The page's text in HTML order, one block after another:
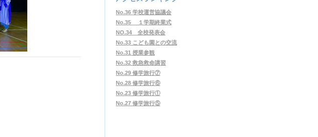
No.36 学校運営協議会
No.35 １学期終業式
NO.34 全校発表会
No.33 こども園との交流
No.31 授業参観
No.32 救急救命講習
No.29 修学旅行⑦
No.28 修学旅行⑥
No.23 修学旅行①
No.27 修学旅行⑤